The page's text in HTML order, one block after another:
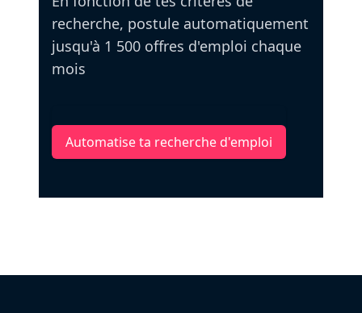
recherche, postule automatiquement
jusqu'à 1 500 offres d'emploi chaque
mois
Automatise ta recherche d'emploi